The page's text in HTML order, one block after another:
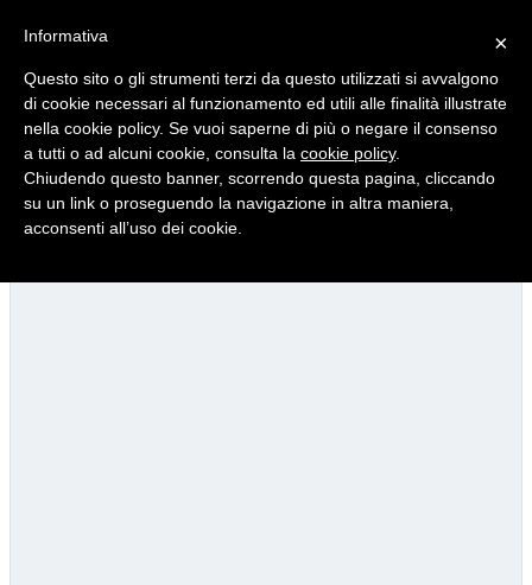
Quotidiano d'informazione distribuito in Molise con
×
Informativa
Questo sito o gli strumenti terzi da questo utilizzati si avvalgono
di cookie necessari al funzionamento ed utili alle finalità illustrate
nella cookie policy. Se vuoi saperne di più o negare il consenso
a tutti o ad alcuni cookie, consulta la cookie policy.
Chiudendo questo banner, scorrendo questa pagina, cliccando
su un link o proseguendo la navigazione in altra maniera,
acconsenti all’uso dei cookie.